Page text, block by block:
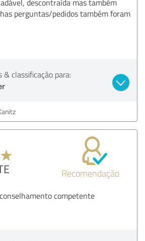
descontraída mas também
perguntas/pedidos também foram
& classificação para:
Recomendação
competente